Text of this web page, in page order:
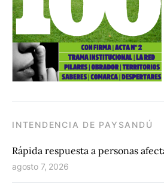
INTENDENCIA DE PAYSANDÚ
Rápida respuesta a personas
agosto 7, 2026